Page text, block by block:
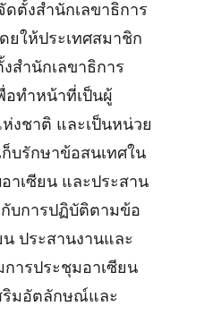
ตั้งสำนักเลขาธิการ
ยให้ประเทศสมาชิก
สำนักเลขาธิการ
อทำหน้าที่เป็นผู้
งชาติ และเป็นหน่วย
บรักษาข้อสนเทศใน
อาเซียน และประสาน
บการปฏิบัติตามข้อ
ประสานงานและ
ารประชุมอาเซียน
ริมอัตลักษณ์และ